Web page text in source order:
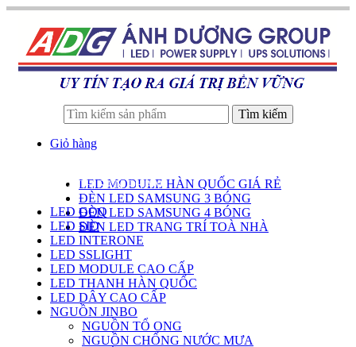
Tìm kiếm
Giỏ hàng
LED MODULE HÀN QUỐC GIÁ RẺ
ĐÈN LED SAMSUNG 3 BÓNG
ĐÈN LED SAMSUNG 4 BÓNG
ĐÈN LED TRANG TRÍ TOÀ NHÀ
DANH SÁCH SẢN PHẨM
LED GOQ
LED SID
LED INTERONE
LED SSLIGHT
LED MODULE CAO CẤP
LED THANH HÀN QUỐC
LED DÂY CAO CẤP
NGUỒN JINBO
NGUỒN TỔ ONG
NGUỒN CHỐNG NƯỚC MƯA